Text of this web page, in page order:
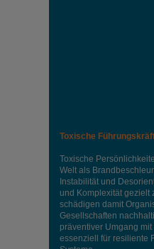
Toxische
Toxische
Welt als
Instabilität und
und Komplexität gezielt
schädigen damit
Gesellschaften
präventiver Umgang
essenziell für resiliente